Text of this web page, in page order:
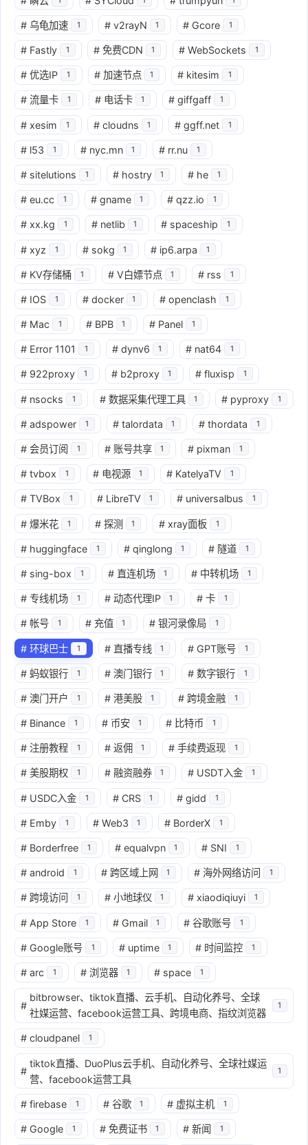
# 乌龟加速 1 # v2rayN 1 # Gcore 1
# Fastly 1 # 免费CDN 1 # WebSockets 1
# 优选IP 1 # 加速节点 1 # kitesim 1
# 流量卡 1 # 电话卡 1 # giffgaff 1
# xesim 1 # cloudns 1 # ggff.net 1
# l53 1 # nyc.mn 1 # rr.nu 1
# sitelutions 1 # hostry 1 # he 1
# eu.cc 1 # gname 1 # qzz.io 1
# xx.kg 1 # netlib 1 # spaceship 1
# xyz 1 # sokg 1 # ip6.arpa 1
# KV存储桶 1 # V白嫖节点 1 # rss 1
# IOS 1 # docker 1 # openclash 1
# Mac 1 # BPB 1 # Panel 1
# Error 1101 1 # dynv6 1 # nat64 1
# 922proxy 1 # b2proxy 1 # fluxisp 1
# nsocks 1 # 数据采集代理工具 1 # pyproxy 1
# adspower 1 # talordata 1 # thordata 1
# 会员订阅 1 # 账号共享 1 # pixman 1
# tvbox 1 # 电视源 1 # KatelyaTV 1
# TVBox 1 # LibreTV 1 # universalbus 1
# 爆米花 1 # 探测 1 # xray面板 1
# huggingface 1 # qinglong 1 # 隧道 1
# sing-box 1 # 直连机场 1 # 中转机场 1
# 专线机场 1 # 动态代理IP 1 # 卡 1
# 帐号 1 # 充值 1 # 银河录像局 1
# 环球巴士 1 # 直播专线 1 # GPT账号 1
# 蚂蚁银行 1 # 澳门银行 1 # 数字银行 1
# 澳门开户 1 # 港美股 1 # 跨境金融 1
# Binance 1 # 币安 1 # 比特币 1
# 注册教程 1 # 返佣 1 # 手续费返现 1
# 美股期权 1 # 融资融券 1 # USDT入金 1
# USDC入金 1 # CRS 1 # gidd 1
# Emby 1 # Web3 1 # BorderX 1
# Borderfree 1 # equalvpn 1 # SNI 1
# android 1 # 跨区域上网 1 # 海外网络访问 1
# 跨境访问 1 # 小地球仪 1 # xiaodiqiuyi 1
# App Store 1 # Gmail 1 # 谷歌账号 1
# Google账号 1 # uptime 1 # 时间监控 1
# arc 1 # 浏览器 1 # space 1
#
bitbrowser、tiktok直播、云手机、自动化养号、全球
社媒运营、facebook运营工具、跨境电商、指纹浏览器
1
# cloudpanel 1
#
tiktok直播、DuoPlus云手机、自动化养号、全球社媒运
营、facebook运营工具
1
# firebase 1 # 谷歌 1 # 虚拟主机 1
# Google 1 # 免费证书 1 # 新闻 1